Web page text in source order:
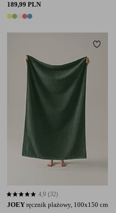
189,99 PLN
5 kolory
do ulubionych
JOEY ręcznik plażowy, 100x150 cm
4,9 opierając się na 32 ocenach
4,9 (32)